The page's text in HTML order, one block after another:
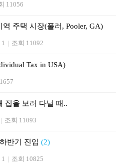
11056
주택 시장(풀러, Pooler, GA)
1 | 조회 11092
Tax in USA)
집을 보러 다닐 때..
| 조회 11093
반기 진입 (2)
1 | 조회 10825